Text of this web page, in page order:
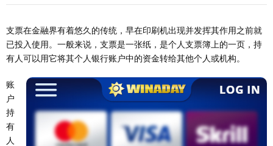
支票在金融界有着悠久的传统，早在印刷机出现并发挥其作用之前就
已投入使用。一般来说，支票是一张纸，是个人支票簿上的一页，持
有人可以用它将其个人银行账户中的资金转给其他个人或机构。
账
户
持
有
人